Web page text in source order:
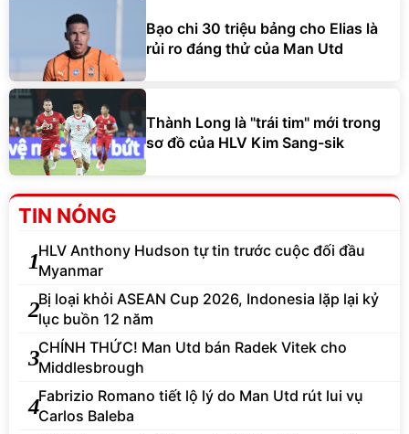
Bạo chi 30 triệu bảng cho Elias là
rủi ro đáng thử của Man Utd
Thành Long là "trái tim" mới trong
sơ đồ của HLV Kim Sang-sik
TIN NÓNG
1HLV Anthony Hudson tự tin trước cuộc đối đầu
Myanmar
2Bị loại khỏi ASEAN Cup 2026, Indonesia lặp lại kỷ
lục buồn 12 năm
3CHÍNH THỨC! Man Utd bán Radek Vitek cho
Middlesbrough
4Fabrizio Romano tiết lộ lý do Man Utd rút lui vụ
Carlos Baleba